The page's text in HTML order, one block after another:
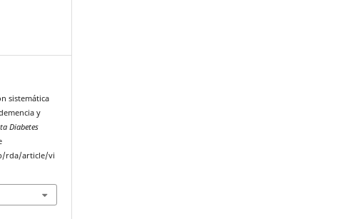
sistemática
y
Diabetes
rda/article/vi